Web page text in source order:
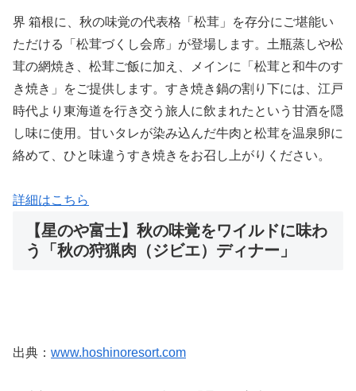
界 箱根に、秋の味覚の代表格「松茸」を存分にご堪能い
ただける「松茸づくし会席」が登場します。土瓶蒸しや松
茸の網焼き、松茸ご飯に加え、メインに「松茸と和牛のす
き焼き」をご提供します。すき焼き鍋の割り下には、江戸
時代より東海道を行き交う旅人に飲まれたという甘酒を隠
し味に使用。甘いタレが染み込んだ牛肉と松茸を温泉卵に
絡めて、ひと味違うすき焼きをお召し上がりください。
詳細はこちら
【星のや富士】秋の味覚をワイルドに味わ
う「秋の狩猟肉（ジビエ）ディナー」
出典： www.hoshinoresort.com